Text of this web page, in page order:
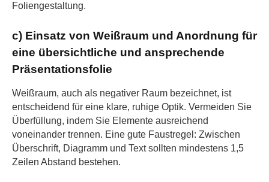
Foliengestaltung.
c) Einsatz von Weißraum und Anordnung für
eine übersichtliche und ansprechende
Präsentationsfolie
Weißraum, auch als negativer Raum bezeichnet, ist
entscheidend für eine klare, ruhige Optik. Vermeiden Sie
Überfüllung, indem Sie Elemente ausreichend
voneinander trennen. Eine gute Faustregel: Zwischen
Überschrift, Diagramm und Text sollten mindestens 1,5
Zeilen Abstand bestehen.